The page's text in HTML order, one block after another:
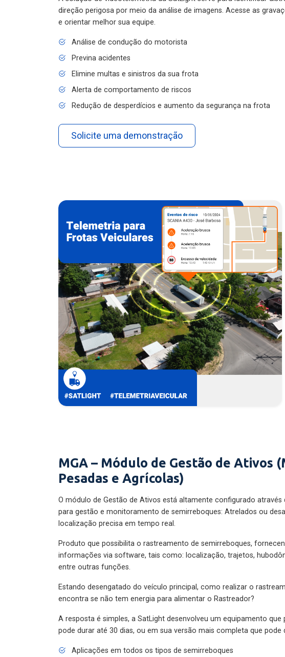
direção perigosa por meio da análise de imagens. Acesse as
e orientar melhor sua equipe.
Análise de condução do motorista
Previna acidentes
Elimine multas e sinistros da sua frota
Alerta de comportamento de riscos
Redução de desperdícios e aumento da segurança na frota
Solicite uma demonstração
MGA – Módulo de Gestão de Ativos
Pesadas e Agrícolas)
O módulo de Gestão de Ativos está altamente configurado através
para gestão e monitoramento de semirreboques: Atrelados ou
localização precisa em tempo real.
Produto que possibilita o rastreamento de semirreboques,
informações via software, tais como: localização, trajetos,
entre outras funções.
Estando desengatado do veículo principal, como realizar o
encontra se não tem energia para alimentar o Rastreador?
A resposta é simples, a SatLight desenvolveu um equipamento que
pode durar até 30 dias, ou em sua versão mais completa que pode
Aplicações em todos os tipos de semirreboques